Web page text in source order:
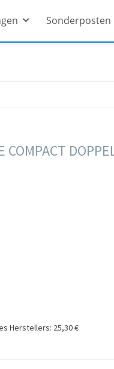
Sonderposten
COMPACT
Herstellers: 25,30 €